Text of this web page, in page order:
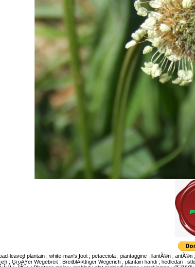
leaved plantain ; white-man's foot ; petacciola ; piantaggine ; llantÃ©n ;
; GroÃŸer Wegebreit ; BreitblÃ¤ttriger Wegerich ; plantain handi ; hedledan ;